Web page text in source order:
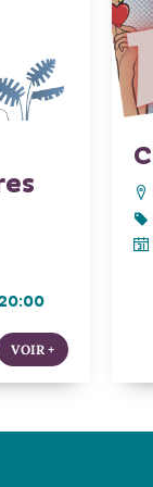
VOIR +